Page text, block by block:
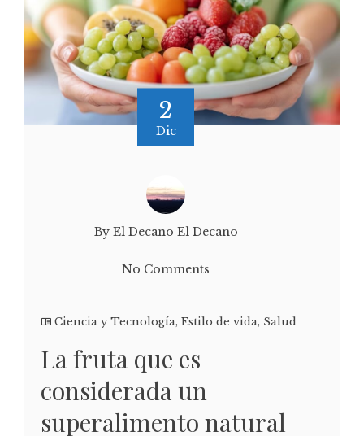
2
Dic
By El Decano El Decano
No Comments
Ciencia y Tecnología, Estilo de vida, Salud
La fruta que es
considerada un
superalimento natural